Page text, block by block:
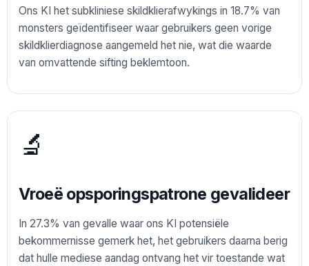
Ons KI het subkliniese skildklierafwykings in 18.7% van
monsters geïdentifiseer waar gebruikers geen vorige
skildklierdiagnose aangemeld het nie, wat die waarde
van omvattende sifting beklemtoon.
🔬
Vroeë opsporingspatrone gevalideer
In 27.3% van gevalle waar ons KI potensiële
bekommernisse gemerk het, het gebruikers daarna berig
dat hulle mediese aandag ontvang het vir toestande wat